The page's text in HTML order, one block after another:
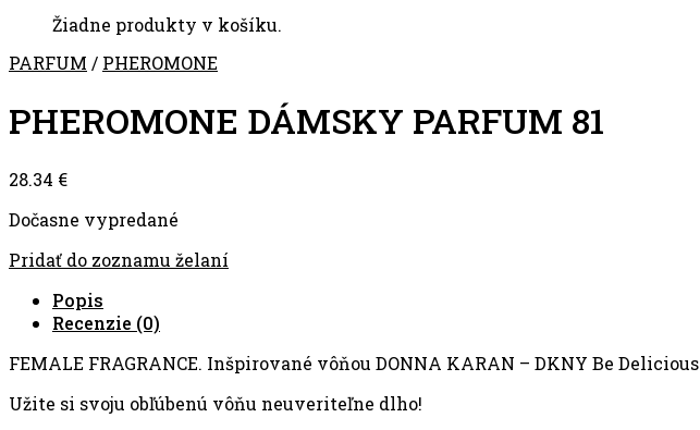
Žiadne produkty v košíku.
PARFUM / PHEROMONE
PHEROMONE DÁMSKY PARFUM 81
28.34 €
Dočasne vypredané
Pridať do zoznamu želaní
Popis
Recenzie (0)
FEMALE FRAGRANCE. Inšpirované vôňou DONNA KARAN – DKNY Be Delicious
Užite si svoju obľúbenú vôňu neuveriteľne dlho!